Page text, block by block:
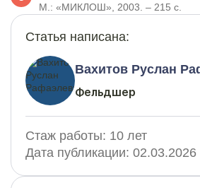
М.: «МИКЛОШ», 2003. – 215 с.
Статья написана:
Вахитов Руслан
Фельдшер
Стаж работы: 10 лет
Дата публикации: 02.03.2026